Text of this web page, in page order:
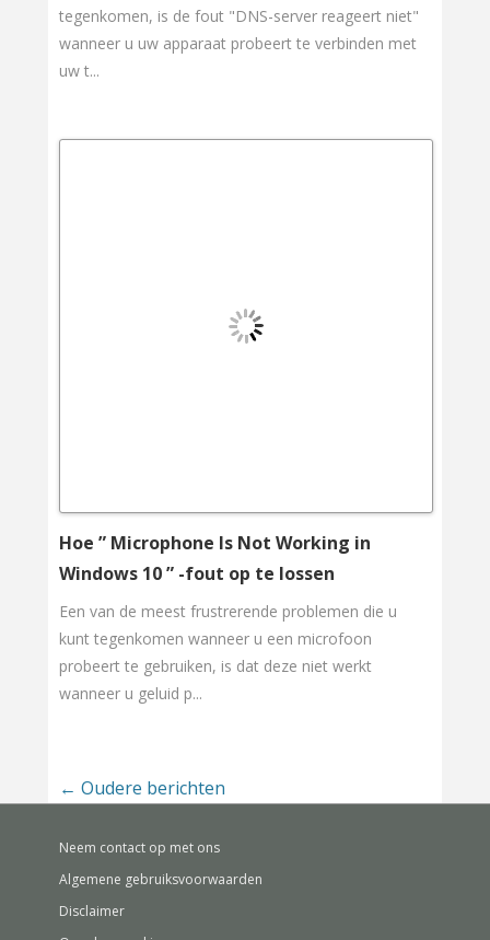
tegenkomen, is de fout "DNS-server reageert niet"
wanneer u uw apparaat probeert te verbinden met
uw t...
Hoe ” Microphone Is Not Working in
Windows 10 ” -fout op te lossen
Een van de meest frustrerende problemen die u
kunt tegenkomen wanneer u een microfoon
probeert te gebruiken, is dat deze niet werkt
wanneer u geluid p...
← Oudere berichten
Neem contact op met ons
Algemene gebruiksvoorwaarden
Disclaimer